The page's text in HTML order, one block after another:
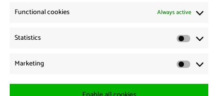
Functional cookies Always active
Statistics
Marketing
Category:News from the Borders
Post
navigation
Previous:
post:
Solidarität
Next: